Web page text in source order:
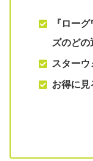
『ロー
ズのどの
スター
お得に見